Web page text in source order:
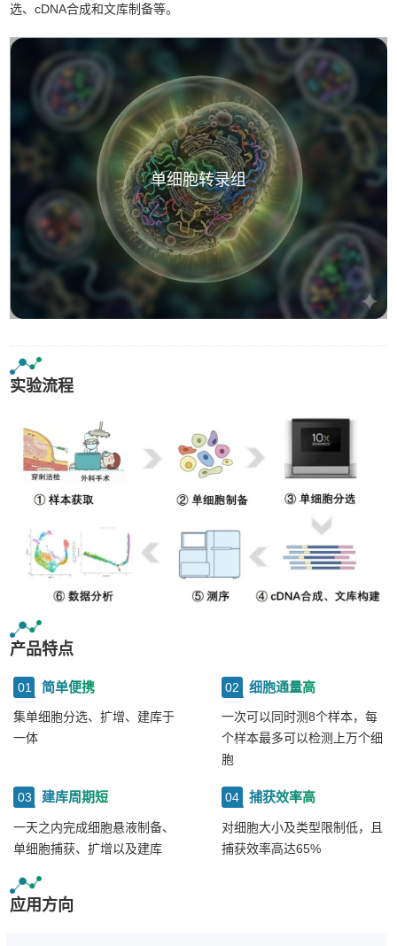
选、cDNA合成和文库制备等。
单细胞转录组
实验流程
产品特点
01 简单便携
集单细胞分选、扩增、建库于
一体
02 细胞通量高
一次可以同时测8个样本，每
个样本最多可以检测上万个细
胞
03 建库周期短
一天之内完成细胞悬液制备、
单细胞捕获、扩增以及建库
04 捕获效率高
对细胞大小及类型限制低，且
捕获效率高达65%
应用方向